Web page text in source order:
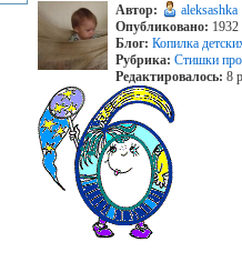
Автор:
aleksashka
Опубликовано: 1932
Блог: Копилка
Рубрика: Стишки
Редактировалось: 8